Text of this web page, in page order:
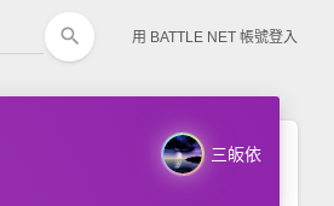
search 用 BATTLE NET 帳號登入
三皈依